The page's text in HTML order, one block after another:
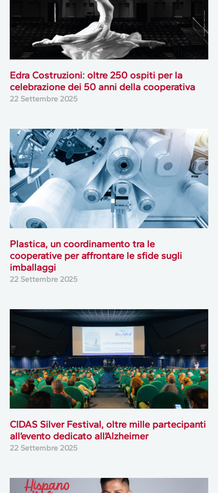
Edra Costruzioni: oltre 250 ospiti per la
celebrazione dei 50 anni della cooperativa
22 Settembre 2025
Plastica, un coordinamento tra le
cooperative per affrontare le sfide sugli
imballaggi
22 Settembre 2025
CIDAS Silver Festival, oltre mille partecipanti
all’evento dedicato all’Alzheimer
22 Settembre 2025